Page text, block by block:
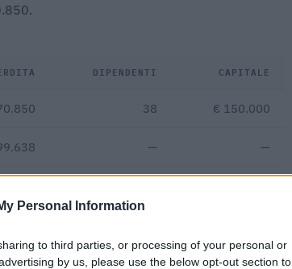
Personal Information
to third parties, or processing of your personal or
by us, please use the below opt-out section to
DIPENDENTI CAPITALE
38 € 150.000
— —
€ 455.432
Fatturato per dipendente